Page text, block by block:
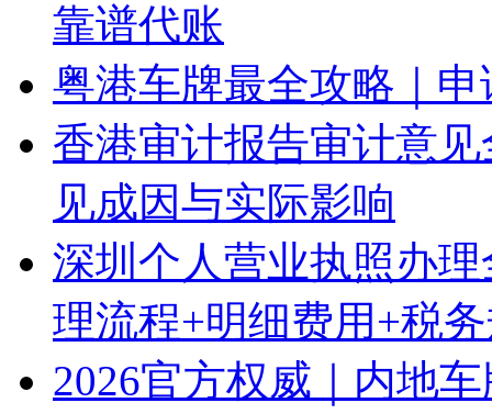
靠谱代账
粤港车牌最全攻略｜
香港审计报告审计意
见成因与实际影响
深圳个人营业执照办
理流程+明细费用+税
2026官方权威｜内地